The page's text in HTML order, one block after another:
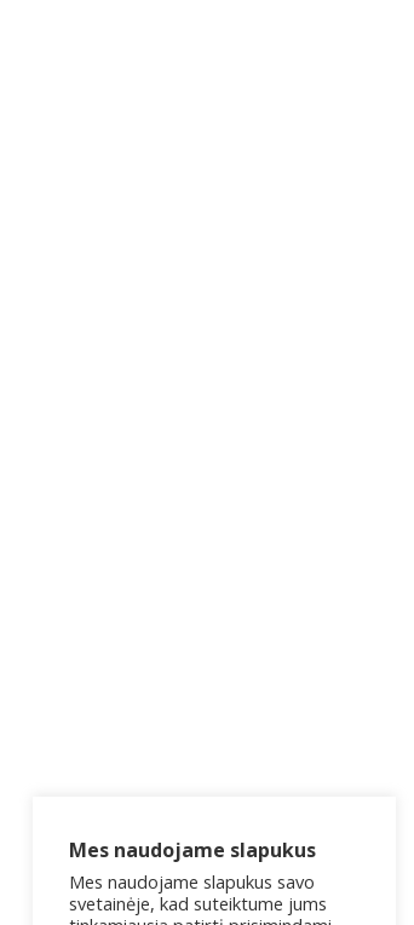
Mes naudojame slapukus
Mes naudojame slapukus savo
svetainėje, kad suteiktume jums